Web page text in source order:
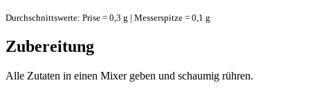
Durchschnittswerte: Prise = 0,3 g | Messerspitze = 0,1 g
Zubereitung
Alle Zutaten in einen Mixer geben und schaumig rühren.